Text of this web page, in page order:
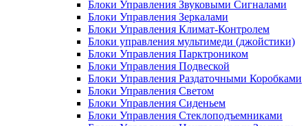
Блоки Управления Звуковыми Сигналами
Блоки Управления Зеркалами
Блоки Управления Климат-Контролем
Блоки управления мультимеди (джойстики)
Блоки Управления Парктроником
Блоки Управления Подвеской
Блоки Управления Раздаточными Коробками
Блоки Управления Светом
Блоки Управления Сиденьем
Блоки Управления Стеклоподъемниками